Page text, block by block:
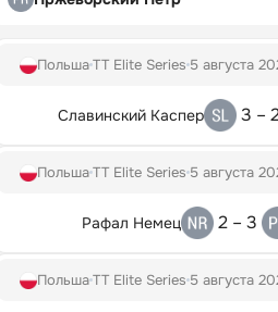
ПольшаTT Elite Series 5 августа
Славинский Каспер 3 –
ПольшаTT Elite Series 5 августа
Рафал Немец 2 – 3
ПольшаTT Elite Series 5 августа